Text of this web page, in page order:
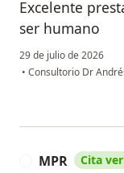
Excelente
ser humano
29 de julio de 2026
• Consultorio Dr
MPR Cita